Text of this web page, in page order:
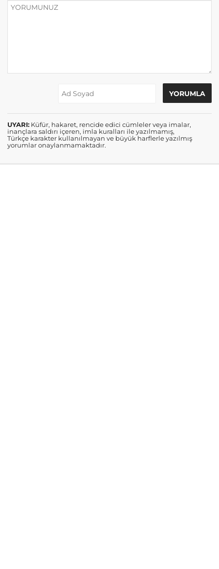
UYARI: Küfür, hakaret, rencide edici cümleler veya imalar,
inançlara saldırı içeren, imla kuralları ile yazılmamış,
Türkçe karakter kullanılmayan ve büyük harflerle yazılmış
yorumlar onaylanmamaktadır.